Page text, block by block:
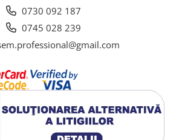
0730 092 187
0745 028 239